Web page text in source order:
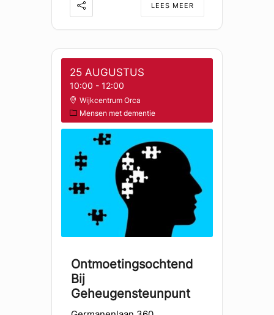
LEES MEER
25 AUGUSTUS
10:00 - 12:00
Wijkcentrum Orca
Mensen met dementie
Ontmoetingsochtend
Bij
Geheugensteunpunt